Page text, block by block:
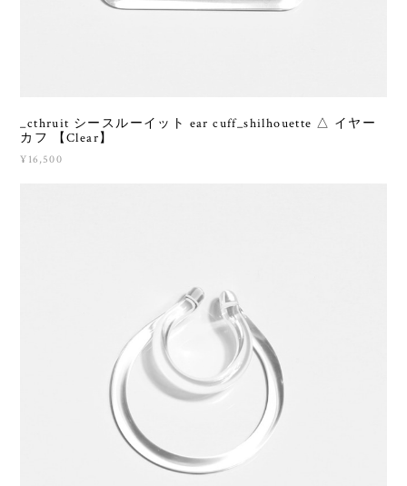
_cthruit シースルーイット ear cuff_shilhouette △ イヤー
カフ 【Clear】
¥16,500